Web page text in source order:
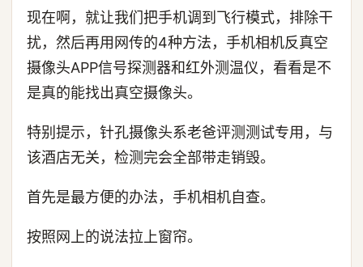
现在啊，就让我们把手机调到飞行模式，排除干
扰，然后再用网传的4种方法，手机相机反真空
摄像头APP信号探测器和红外测温仪，看看是不
是真的能找出真空摄像头。
特别提示，针孔摄像头系老爸评测测试专用，与
该酒店无关，检测完会全部带走销毁。
首先是最方便的办法，手机相机自查。
按照网上的说法拉上窗帘。